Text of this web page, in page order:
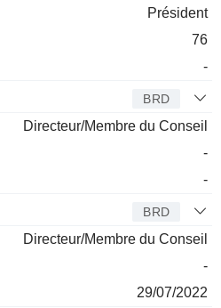
Président
76
-
BRD
Directeur/Membre du Conseil
-
-
BRD
Directeur/Membre du Conseil
-
29/07/2022